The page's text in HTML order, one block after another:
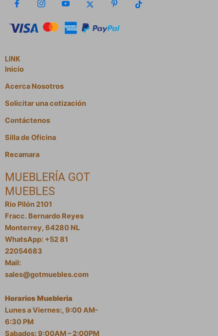
LINK
Inicio
Acerca Nosotros
Solicitar una cotización
Contáctenos
Silla de Oficina
Recamara
MUEBLERÍA GOT
MUEBLES
Rio Pilón 2101
Fracc. Bernardo Reyes
Monterrey, 64280 NL
WhatsApp: +52 81
22054683
Mail:
sales@gotmuebles.com
Horarios Muebleria
Lunes a Viernes:, 9:00 AM-
6:30 PM
Sabados: 9:00AM – 2:00PM